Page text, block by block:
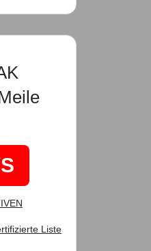
Liste